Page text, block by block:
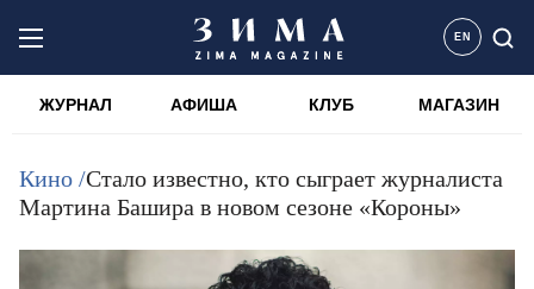
EN
ЖУРНАЛ АФИША КЛУБ МАГАЗИН
Кино /Стало известно, кто сыграет журналиста
Мартина Башира в новом сезоне «Короны»